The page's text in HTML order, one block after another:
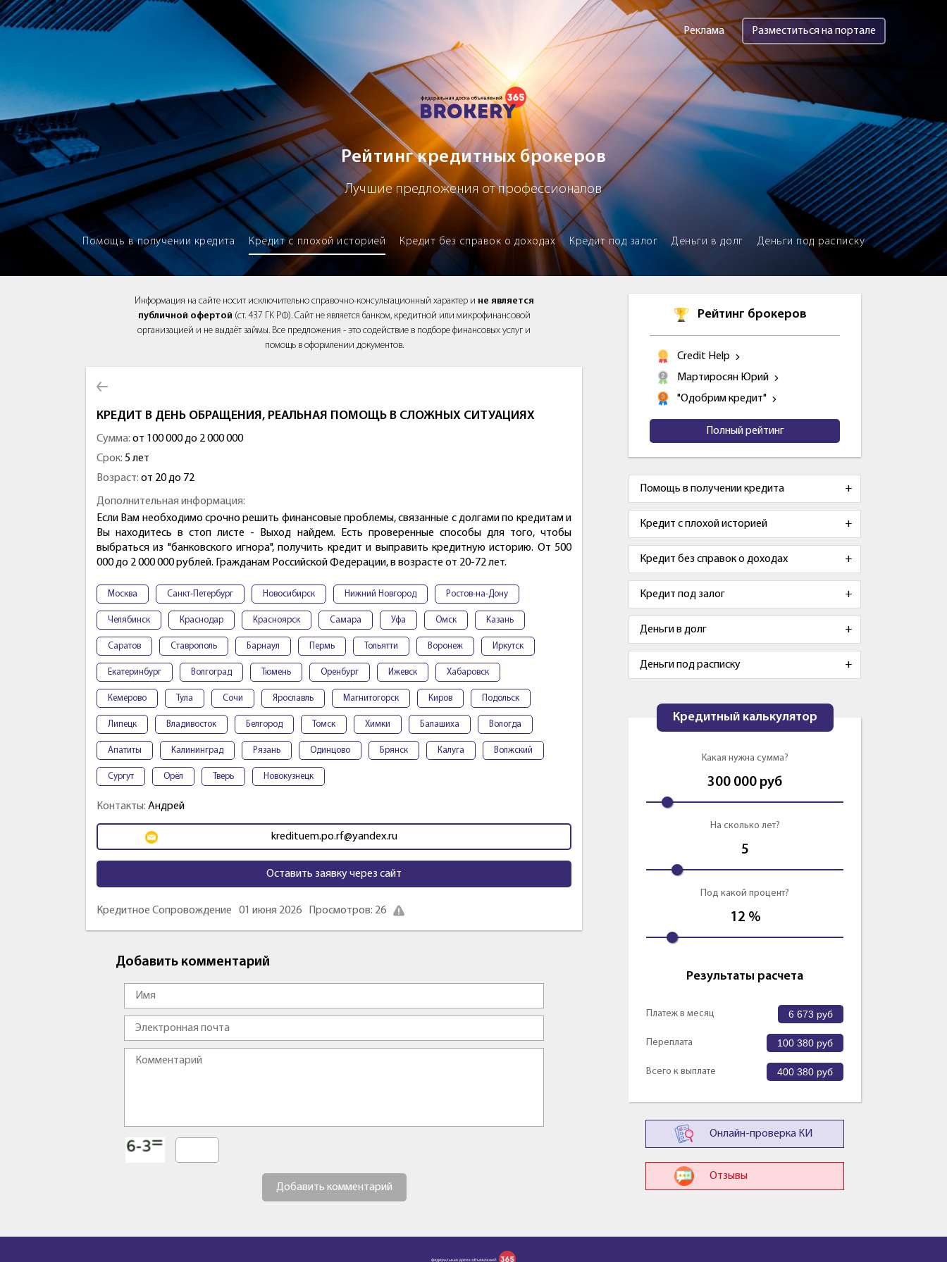
Brokery365 - Рейтинг кредитных брокеров
Реклама Разместиться на портале
Рейтинг кредитных брокеров
Лучшие предложения от профессионалов
Помощь в получении кредита Кредит с плохой историей Кредит без справок о доходах Кредит под залог Деньги в долг Деньги под расписку
Информация на сайте носит исключительно справочно-консультационный характер и не является
публичной офертой (ст. 437 ГК РФ). Сайт не является банком, кредитной или микрофинансовой
организацией и не выдаёт займы. Все предложения - это содействие в подборе финансовых услуг и
помощь в оформлении документов.
КРЕДИТ В ДЕНЬ ОБРАЩЕНИЯ, РЕАЛЬНАЯ ПОМОЩЬ В СЛОЖНЫХ СИТУАЦИЯХ
Сумма: от 100 000 до 2 000 000
Срок: 5 лет
Возраст: от 20 до 72
Дополнительная информация:
Если Вам необходимо срочно решить финансовые проблемы, связанные с долгами по кредитам и
Вы находитесь в стоп листе - Выход найдем. Есть проверенные способы для того, чтобы
выбраться из "банковского игнора", получить кредит и выправить кредитную историю. От 500
000 до 2 000 000 рублей. Гражданам Российской Федерации, в возрасте от 20-72 лет.
Москва Санкт-Петербург Новосибирск Нижний Новгород Ростов-на-Дону
Челябинск Краснодар Красноярск Самара Уфа Омск Казань
Саратов Ставрополь Барнаул Пермь Тольятти Воронеж Иркутск
Екатеринбург Волгоград Тюмень Оренбург Ижевск Хабаровск
Кемерово Тула Сочи Ярославль Магнитогорск Киров Подольск
Липецк Владивосток Белгород Томск Химки Балашиха Вологда
Апатиты Калининград Рязань Одинцово Брянск Калуга Волжский
Сургут Орёл Тверь Новокузнецк
Контакты: Андрей
kredituem.po.rf@yandex.ru
Оставить заявку через сайт
Кредитное Сопровождение 01 июня 2026 Просмотров: 26
Добавить комментарий
Добавить комментарий
Рейтинг брокеров
Credit Help
Мартиросян Юрий
"Одобрим кредит"
Полный рейтинг
Помощь в получении кредита
Кредит с плохой историей
Кредит без справок о доходах
Кредит под залог
Деньги в долг
Деньги под расписку
Кредитный калькулятор
Какая нужна сумма?
300 000 руб
На сколько лет?
5
Под какой процент?
12 %
Результаты расчета
Платеж в месяц 6 673 руб
Переплата 100 380 руб
Всего к выплате 400 380 руб
Онлайн-проверка КИ
Отзывы